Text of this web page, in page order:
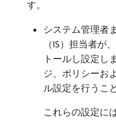
す。
システム管理者
（IS）担当者が
トールし設定し
ジ、ポリシーお
ル設定を行うこ
これらの設定に